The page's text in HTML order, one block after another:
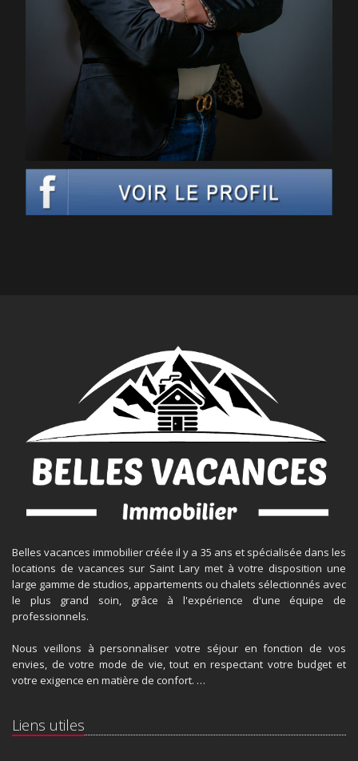
Belles vacances immobilier créée il y a 35 ans et spécialisée dans les
locations de vacances sur Saint Lary met à votre disposition une
large gamme de studios, appartements ou chalets sélectionnés avec
le plus grand soin, grâce à l'expérience d'une équipe de
professionnels.
Nous veillons à personnaliser votre séjour en fonction de vos
envies, de votre mode de vie, tout en respectant votre budget et
votre exigence en matière de confort. …
Liens utiles